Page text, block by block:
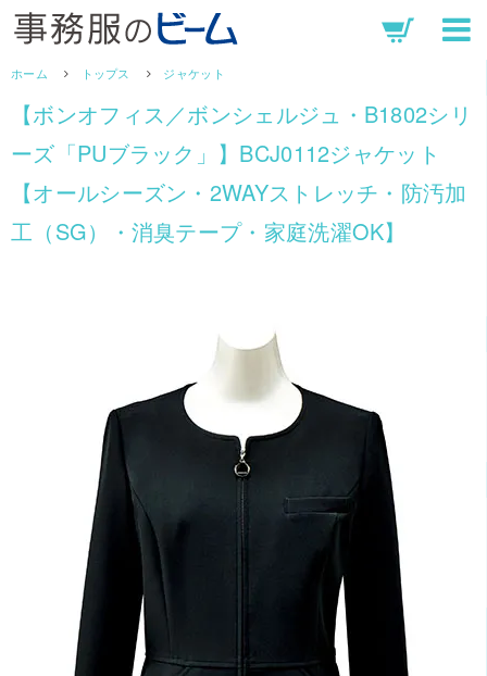
ホーム トップス ジャケット
【ボンオフィス／ボンシェルジュ・B1802シリ
ーズ「PUブラック」】BCJ0112ジャケット
【オールシーズン・2WAYストレッチ・防汚加
工（SG）・消臭テープ・家庭洗濯OK】